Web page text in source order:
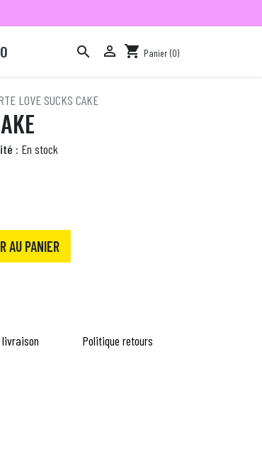
  shopping_cart Panier (0)
LOVE SUCKS CAKE
: En stock
AU PANIER
Politique retours